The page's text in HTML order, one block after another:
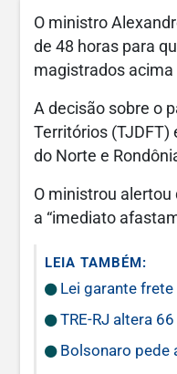
O ministro
de 48 horas para
magistrados
A decisão sobre o
Territórios (TJDFT)
do Norte e
O ministrou
a “imediato
LEIA TAMBÉM:
Lei garante frete
TRE-RJ altera
Bolsonaro pede